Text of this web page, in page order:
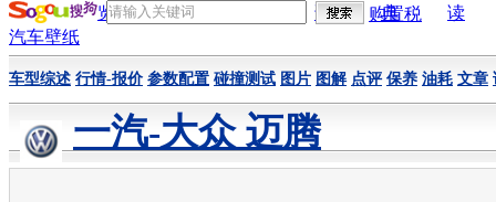
览器
赏
询
典
读
购置税
汽车壁纸
车型综述 行情-报价 参数配置 碰撞测试 图片 图解 点评 保养 油耗 文章
一汽-大众 迈腾